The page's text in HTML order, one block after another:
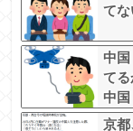
て
中
てる
中
w」
京